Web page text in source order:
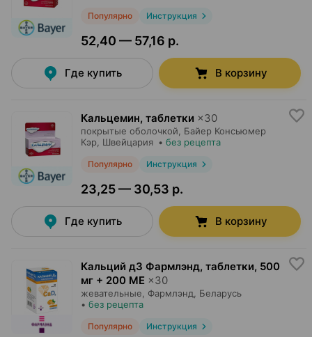
Популярно Инструкция
52,40 — 57,16 р.
Где купить В корзину
Кальцемин, таблетки ×30
покрытые оболочкой,
Байер Консьюмер
Кэр , Швейцария • без рецепта
Популярно Инструкция
23,25 — 30,53 р.
Где купить В корзину
Кальций д3 Фармлэнд, таблетки, 500
мг + 200 МЕ ×30
жевательные, Фармлэнд , Беларусь
• без рецепта
Популярно Инструкция